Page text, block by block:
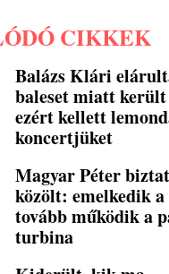
CIKKEK
Balázs Klári
baleset miatt
ezért kellett
koncertjüket
Magyar Péter
közölt: emelkedik
tovább működik a
turbina